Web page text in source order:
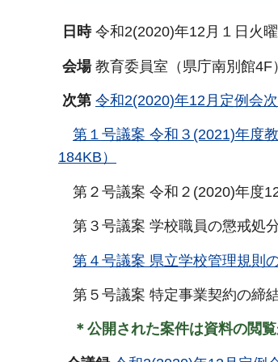
日時 令和2(2020)年12月１日火
会場教育委員室（県庁南別館4F）
次第 令和2(2020)年12月定例会
第１号議案 令和３(2021)年度
184KB）
第２号議案 令和２(2020)年度
第３号議案 学校職員の懲戒処
第４号議案 県立学校管理規則
第５号議案 特定事業契約の締
＊公開された案件は資料の閲